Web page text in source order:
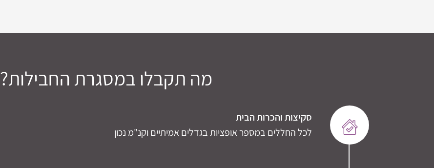
מה תקבלו במסגרת החבילות?
סקיצות והכרות הבית
לכל החללים במספר אופציות בגדלים אמיתיים וקנ"מ נכון